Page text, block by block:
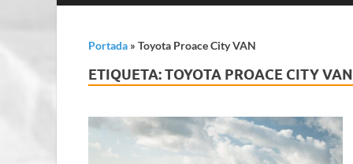
Portada » Toyota Proace City VAN
ETIQUETA:TOYOTA PROACE CITY VAN